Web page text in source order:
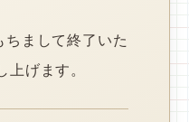
ちまして終了いた
げます。